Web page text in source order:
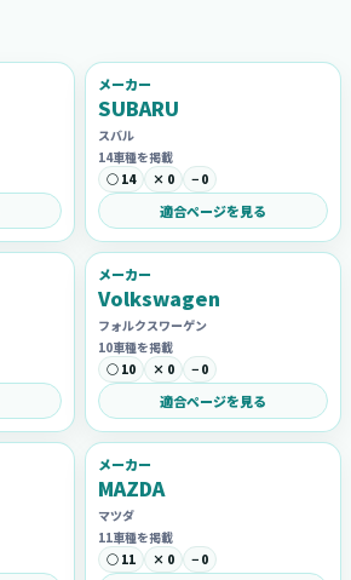
メーカー
SUBARU
スバル
14車種を掲載
○ 14
× 0 − 0
適合ページを見る
メーカー
Volkswagen
フォルクスワーゲン
10車種を掲載
○ 10
× 0 − 0
適合ページを見る
メーカー
MAZDA
マツダ
11車種を掲載
○ 11
× 0 − 0